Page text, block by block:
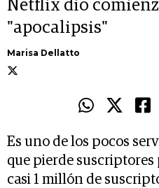
Netflix dio
"apocalipsis"
Marisa Dellatto
Es uno de los pocos
que pierde suscriptores
casi 1 millón de